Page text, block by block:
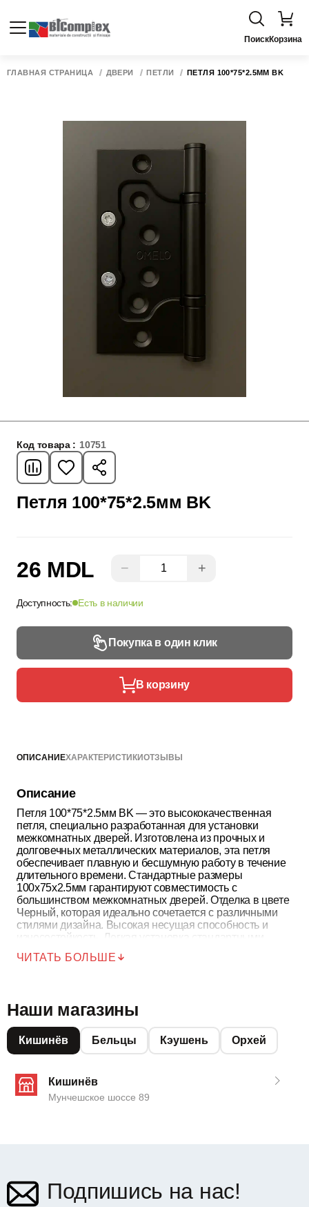
ПоискКорзина
ГЛАВНАЯ СТРАНИЦА ДВЕРИ ПЕТЛИ ПЕТЛЯ 100*75*2.5ММ BK
Код товара : 10751
Петля 100*75*2.5мм BK
26 MDL − +
Доступность: Есть в наличии
Покупка в один клик
В корзину
ОПИСАНИЕХАРАКТЕРИСТИКИОТЗЫВЫ
Описание
Петля 100*75*2.5мм BK — это высококачественная
петля, специально разработанная для установки
межкомнатных дверей. Изготовлена из прочных и
долговечных металлических материалов, эта петля
обеспечивает плавную и бесшумную работу в течение
длительного времени. Стандартные размеры
100x75x2.5мм гарантируют совместимость с
большинством межкомнатных дверей. Отделка в цвете
Черный, которая идеально сочетается с различными
стилями дизайна. Высокая несущая способность и
износостойкость. Легкая установка стандартными
Молдове.
ЧИТАТЬ БОЛЬШЕ
Наши магазины
Кишинёв Бельцы Кэушень Орхей
Кишинёв
Мунчешское шоссе 89
Подпишись на нас!